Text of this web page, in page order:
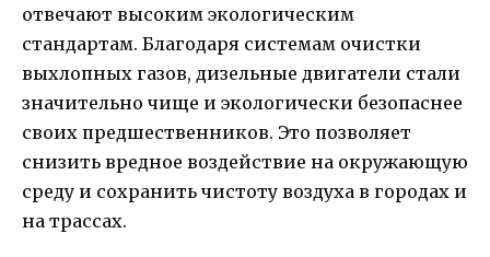
отвечают высоким экологическим
стандартам. Благодаря системам очистки
выхлопных газов, дизельные двигатели стали
значительно чище и экологически безопаснее
своих предшественников. Это позволяет
снизить вредное воздействие на окружающую
среду и сохранить чистоту воздуха в городах и
на трассах.